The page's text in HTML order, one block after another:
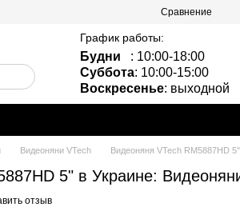
Сравнение
График работы:
Будни
: 10:00-18:00
Суббота: 10:00-15:00
Воскресенье: выходной
Видеоняни VTech Видеоняня VTech RM5887HD 5"
5" в Украине:
отзыв